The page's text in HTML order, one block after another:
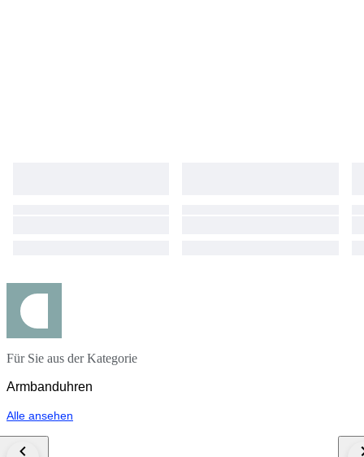
Für Sie aus der Kategorie
Armbanduhren
Alle ansehen